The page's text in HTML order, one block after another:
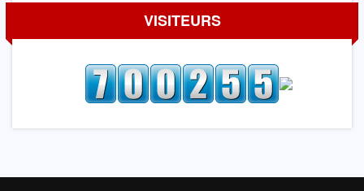
VISITEURS